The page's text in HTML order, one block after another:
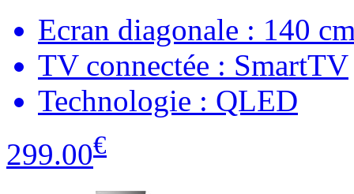
Ecran diagonale : 140
TV connectée : SmartTV
Technologie : QLED
299.00€